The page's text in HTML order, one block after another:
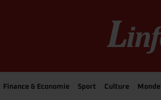
Finance & Economie Sport Culture Monde